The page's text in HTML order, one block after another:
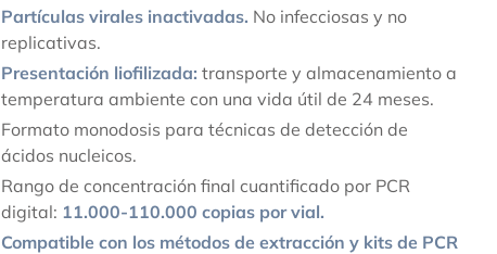
Partículas virales inactivadas. No infecciosas y no
replicativas.
Presentación liofilizada:transporte y almacenamiento a
temperatura ambiente con una vida útil de 24 meses.
Formato monodosis para técnicas de detección de
ácidos nucleicos.
Rango de concentración final cuantificado por PCR
digital: 11.000-110.000 copias por vial.
Compatible con los métodos de extracción y kits de PCR